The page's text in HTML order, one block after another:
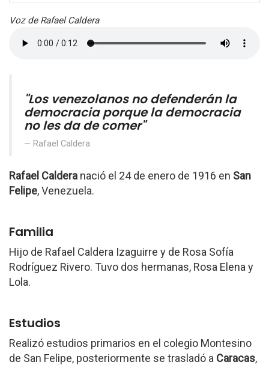
Voz de Rafael Caldera
"Los venezolanos no defenderán la
democracia porque la democracia
no les da de comer"
Rafael Caldera
Rafael Caldera nació el 24 de enero de 1916 en San
Felipe, Venezuela.
Familia
Hijo de Rafael Caldera Izaguirre y de Rosa Sofía
Rodríguez Rivero. Tuvo dos hermanas, Rosa Elena y
Lola.
Estudios
Realizó estudios primarios en el colegio Montesino
de San Felipe, posteriormente se trasladó a Caracas,